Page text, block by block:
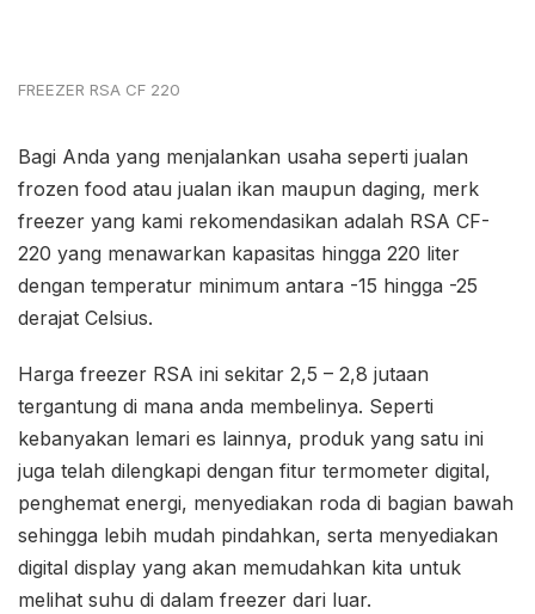
FREEZER RSA CF 220
Bagi Anda yang menjalankan usaha seperti jualan
frozen food atau jualan ikan maupun daging, merk
freezer yang kami rekomendasikan adalah RSA CF-
220 yang menawarkan kapasitas hingga 220 liter
dengan temperatur minimum antara -15 hingga -25
derajat Celsius.
Harga freezer RSA ini sekitar 2,5 – 2,8 jutaan
tergantung di mana anda membelinya. Seperti
kebanyakan lemari es lainnya, produk yang satu ini
juga telah dilengkapi dengan fitur termometer digital,
penghemat energi, menyediakan roda di bagian bawah
sehingga lebih mudah pindahkan, serta menyediakan
digital display yang akan memudahkan kita untuk
melihat suhu di dalam freezer dari luar.